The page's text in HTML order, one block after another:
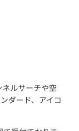
ルサーチや空
ダード、アイコ